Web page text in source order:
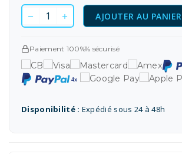
AJOUTER AU PANIER
Paiement 100%% sécurisé
Disponibilité : Expédié sous 24 à 48h